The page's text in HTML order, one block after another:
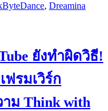
ByteDance, Dreamina
ยังทำผิดวิธี!
ฟรมเวิร์ก
าม Think with